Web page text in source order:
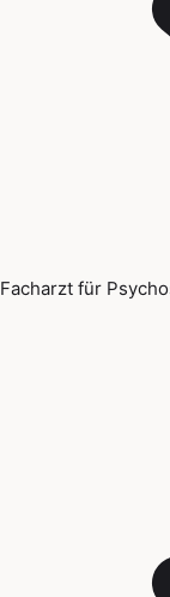
Facharzt für